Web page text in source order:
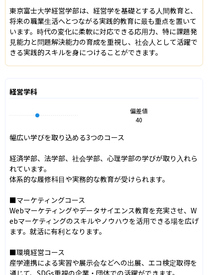
東京富士大学経営学部は、経営学を基礎とする人間教育と、
将来の職業生活へとつながる実践的教育に最も重点を置いて
います。時代の変化に柔軟に対応できる応用力、特に課題発
見能力と問題解決能力の育成を重視し、社会人として活躍で
きる実践的スキルを身につけることができます。
経営学科
偏差値
40
幅広い学びを取り込める3つのコース
経済学部、法学部、社会学部、心理学部の学びが取り入れら
れています。
体系的な履修科目や実務的な教育が受けられます。
■マーケティングコース
Webマーケティングやデータサイエンス教育を充実させ、W
ebマーケティングのスキルやノウハウを活用できる場を広げ
ます。就活に有利となります。
■環境経営コース
産学連携による実習や展示会などへの出展、エコ検定取得を
通じて、SDGs重視の企業・団体での活躍ができます。